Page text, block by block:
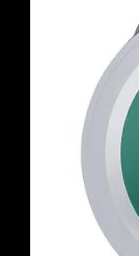
goût réconfortant du